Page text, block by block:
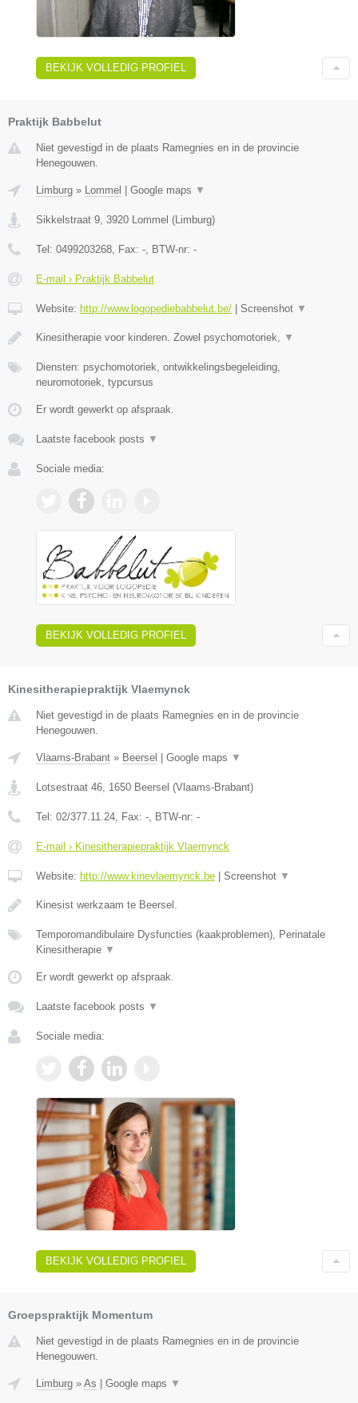
BEKIJK VOLLEDIG PROFIEL
Praktijk Babbelut
Niet gevestigd in de plaats Ramegnies en in de provincie
Henegouwen.
Limburg » Lommel Google maps ▼
Sikkelstraat 9, 3920 Lommel (Limburg)
Tel: 0499203268, Fax: -, BTW-nr: -
E-mail › Praktijk Babbelut
Website: http://www.logopediebabbelut.be/ Screenshot ▼
Kinesitherapie voor kinderen. Zowel psychomotoriek, ▼
Diensten: psychomotoriek, ontwikkelingsbegeleiding,
neuromotoriek, typcursus
Er wordt gewerkt op afspraak.
Laatste facebook posts ▼
Sociale media:
BEKIJK VOLLEDIG PROFIEL
Kinesitherapiepraktijk Vlaemynck
Niet gevestigd in de plaats Ramegnies en in de provincie
Henegouwen.
Vlaams-Brabant » Beersel Google maps ▼
Lotsestraat 46, 1650 Beersel (Vlaams-Brabant)
Tel: 02/377.11.24, Fax: -, BTW-nr: -
E-mail › Kinesitherapiepraktijk Vlaemynck
Website: http://www.kinevlaemynck.be Screenshot ▼
Kinesist werkzaam te Beersel.
Temporomandibulaire Dysfuncties (kaakproblemen), Perinatale
Kinesitherapie ▼
Er wordt gewerkt op afspraak.
Laatste facebook posts ▼
Sociale media:
BEKIJK VOLLEDIG PROFIEL
Groepspraktijk Momentum
Niet gevestigd in de plaats Ramegnies en in de provincie
Henegouwen.
Limburg » As Google maps ▼